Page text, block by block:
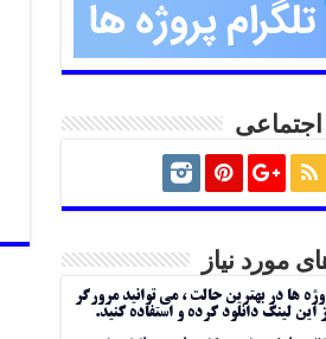
مورد نیاز
ها در بهترین حالت ، می توانید مرورگر
این لینک دانلود کرده و استفاده کنید.